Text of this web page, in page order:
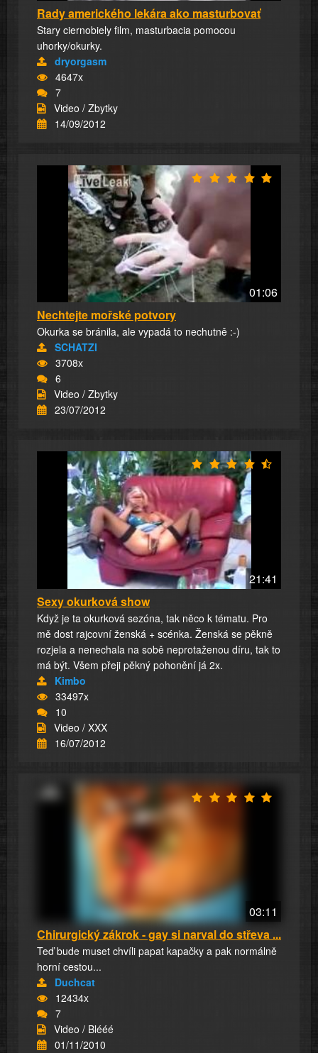
Rady amerického lekára ako masturbovať
Stary ciernobiely film, masturbacia pomocou
uhorky/okurky.
dryorgasm
4647x
7
Video / Zbytky
14/09/2012
01:06
Nechtejte mořské potvory
Okurka se bránila, ale vypadá to nechutně :-)
SCHATZI
3708x
6
Video / Zbytky
23/07/2012
21:41
Sexy okurková show
Když je ta okurková sezóna, tak něco k tématu. Pro
mě dost rajcovní ženská + scénka. Ženská se pěkně
rozjela a nenechala na sobě neprotaženou díru, tak to
má být. Všem přeji pěkný pohonění já 2x.
Kimbo
33497x
10
Video / XXX
16/07/2012
03:11
Chirurgický zákrok - gay si narval do střeva ...
Teď bude muset chvíli papat kapačky a pak normálně
horní cestou...
Duchcat
12434x
7
Video / Blééé
01/11/2010